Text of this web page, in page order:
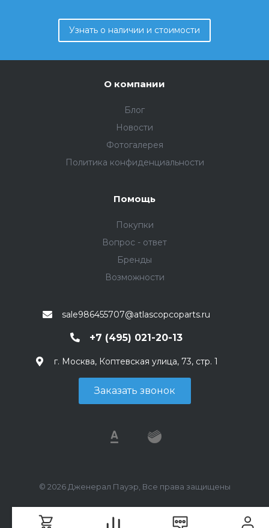
Узнать о наличии и стоимости
О компании
Блог
Новости
Фотогалерея
Политика конфиденциальности
Помощь
Покупки
Вопрос - ответ
Бренды
Возможности
sale986455707@atlascopcoparts.ru
+7 (495) 021-20-13
г. Москва, Коптевская улица, 73, стр. 1
Заказать звонок
© 2026 Дженерал Пауэр, Все права защищены